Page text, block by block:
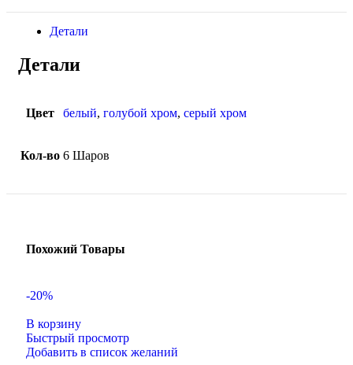
Детали
Детали
Цвет белый, голубой хром, серый хром
Кол-во 6 Шаров
Похожий Товары
-20%
В корзину
Быстрый просмотр
Добавить в список желаний